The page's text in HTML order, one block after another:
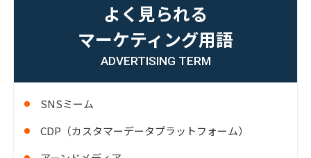
よく見られる
マーケティング用語
ADVERTISING TERM
SNSミーム
CDP（カスタマーデータプラットフォーム）